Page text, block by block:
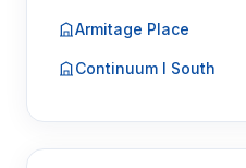
Armitage Place
Continuum I South